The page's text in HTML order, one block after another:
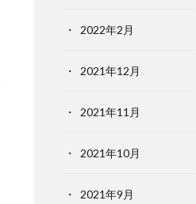
2022年2月
2021年12月
2021年11月
2021年10月
2021年9月